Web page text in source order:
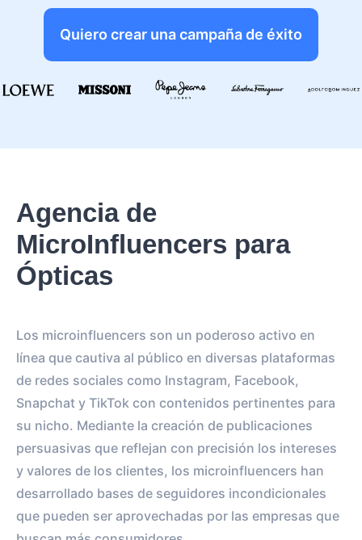
Quiero crear una campaña de éxito
Agencia de
MicroInfluencers para
Ópticas
Los microinfluencers son un poderoso activo en
línea que cautiva al público en diversas plataformas
de redes sociales como Instagram, Facebook,
Snapchat y TikTok con contenidos pertinentes para
su nicho. Mediante la creación de publicaciones
persuasivas que reflejan con precisión los intereses
y valores de los clientes, los microinfluencers han
desarrollado bases de seguidores incondicionales
que pueden ser aprovechadas por las empresas que